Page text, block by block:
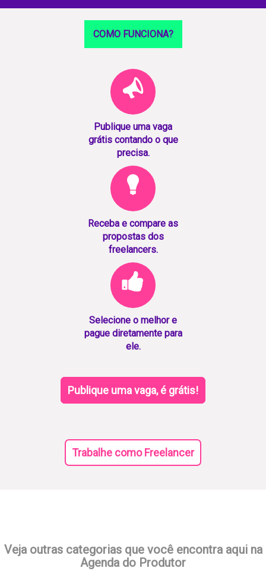
COMO FUNCIONA?
Publique uma vaga
grátis contando o que
precisa.
Receba e compare as
propostas dos
freelancers.
Selecione o melhor e
pague diretamente para
ele.
Publique uma vaga, é grátis!
Trabalhe como Freelancer
Veja outras categorias que você encontra aqui na
Agenda do Produtor